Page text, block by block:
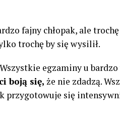
fajny chłopak, ale
trochę by się wysilił.
egzaminy u
boją się, że nie zdadzą.
przygotowuje się